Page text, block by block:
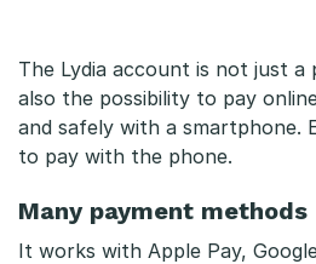
The Lydia account is not just a
also the possibility to pay
and safely with a smartphone.
to pay with the phone.
Many payment methods
It works with Apple Pay,